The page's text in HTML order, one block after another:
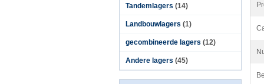
Tandemlagers (14)
Landbouwlagers (1)
gecombineerde lagers (12)
Andere lagers (45)